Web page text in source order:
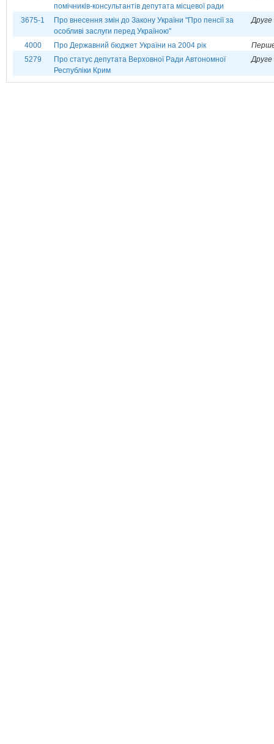
помічників-консультантів депутата місцевої ради
3675-1
Про внесення змін до Закону України "Про пенсії за
особливі заслуги перед Україною"
4000 Про Державний бюджет України на 2004 рік
5279
Про статус депутата Верховної Ради Автономної
Республіки Крим